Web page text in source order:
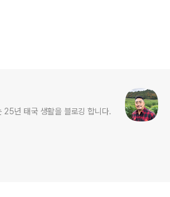
25년 태국 생활을 블로깅 합니다.